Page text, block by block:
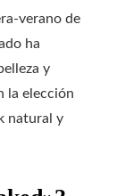
verano de
ha
y
la elección
natural y